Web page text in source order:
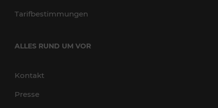
Tarifbestimmungen
ALLES RUND UM VOR
Kontakt
Presse